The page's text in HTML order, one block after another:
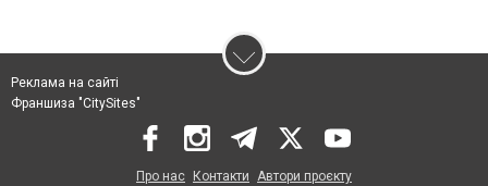
Реклама на сайті
Франшиза "CitySites"
Про нас Контакти Автори проєкту